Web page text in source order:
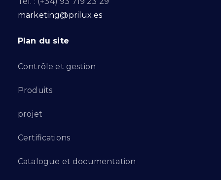
marketing@prilux.es
Plan du site
Contrôle et gestion
Produits
projet
Certifications
Catalogue et documentation